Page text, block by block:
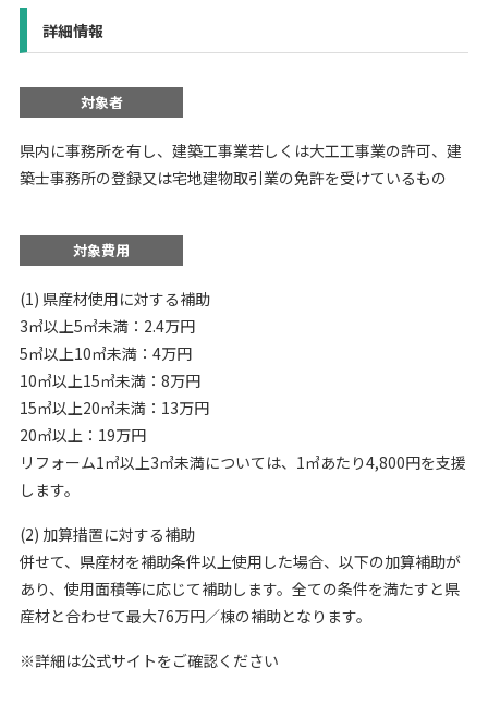
詳細情報
対象者
県内に事務所を有し、建築工事業若しくは大工工事業の許可、建
築士事務所の登録又は宅地建物取引業の免許を受けているもの
対象費用
(1) 県産材使用に対する補助
3㎥以上5㎥未満：2.4万円
5㎥以上10㎥未満：4万円
10㎥以上15㎥未満：8万円
15㎥以上20㎥未満：13万円
20㎥以上：19万円
リフォーム1㎥以上3㎥未満については、1㎥あたり4,800円を支援
します。
(2) 加算措置に対する補助
併せて、​県産材を補助条件以上使用した場合、以下の加算補助が
あり、使用面積等に応じて補助します。全ての条件を満たすと県
産材と合わせて最大76万円／棟の補助となります。
※詳細は公式サイトをご確認ください